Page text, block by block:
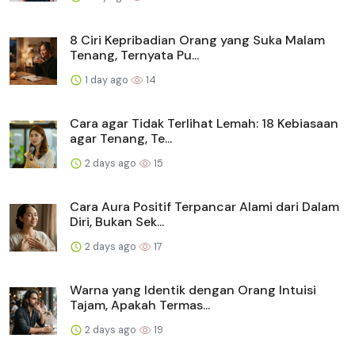
8 Ciri Kepribadian Orang yang Suka Malam
Tenang, Ternyata Pu...
1 day ago 14
Cara agar Tidak Terlihat Lemah: 18 Kebiasaan
agar Tenang, Te...
2 days ago 15
Cara Aura Positif Terpancar Alami dari Dalam
Diri, Bukan Sek...
2 days ago 17
Warna yang Identik dengan Orang Intuisi
Tajam, Apakah Termas...
2 days ago 19